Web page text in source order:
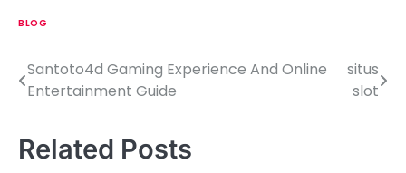
BLOG
P
s
Santoto4d Gaming Experience And Online
Entertainment Guide
situs
slot
Related Posts